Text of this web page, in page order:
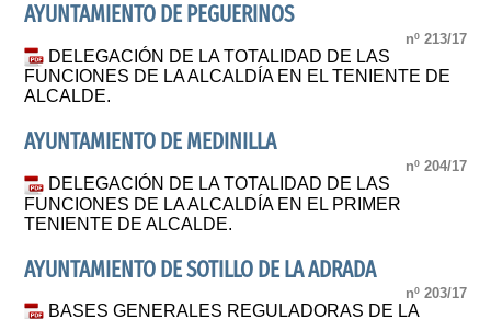
AYUNTAMIENTO DE PEGUERINOS
nº 213/17
DELEGACIÓN DE LA TOTALIDAD DE LAS
FUNCIONES DE LA ALCALDÍA EN EL TENIENTE DE
ALCALDE.
AYUNTAMIENTO DE MEDINILLA
nº 204/17
DELEGACIÓN DE LA TOTALIDAD DE LAS
FUNCIONES DE LA ALCALDÍA EN EL PRIMER
TENIENTE DE ALCALDE.
AYUNTAMIENTO DE SOTILLO DE LA ADRADA
nº 203/17
BASES GENERALES REGULADORAS DE LA